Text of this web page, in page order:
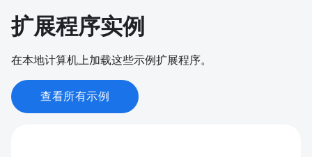
扩展程序实例
在本地计算机上加载这些示例扩展程序。
查看所有示例